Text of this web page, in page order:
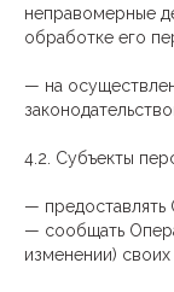
неправомерные
обработке его
— на
4.2. Субъекты
—
— сообщать
изменении) своих